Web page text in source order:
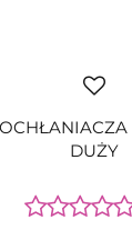
DUŻY